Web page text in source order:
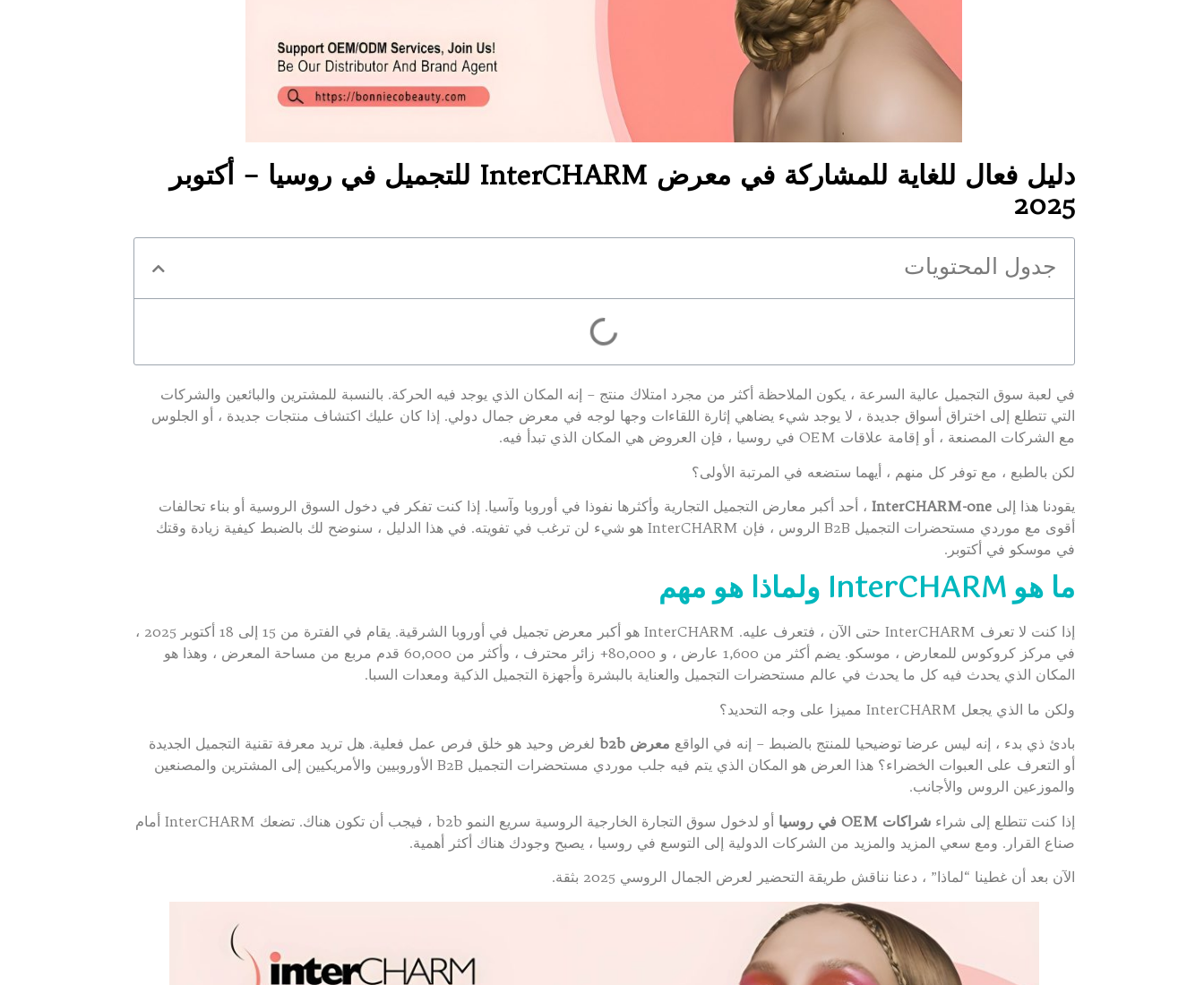
دليل فعال للغاية للمشاركة في معرض InterCHARM للتجميل في روسيا – أكتوبر
2025
جدول المحتويات
في لعبة سوق التجميل عالية السرعة ، يكون الملاحظة أكثر من مجرد امتلاك منتج – إنه المكان الذي يوجد فيه الحركة. بالنسبة للمشترين والبائعين والشركات
التي تتطلع إلى اختراق أسواق جديدة ، لا يوجد شيء يضاهي إثارة اللقاءات وجها لوجه في معرض جمال دولي. إذا كان عليك اكتشاف منتجات جديدة ، أو الجلوس
مع الشركات المصنعة ، أو إقامة علاقات OEM في روسيا ، فإن العروض هي المكان الذي تبدأ فيه.
لكن بالطبع ، مع توفر كل منهم ، أيهما ستضعه في المرتبة الأولى؟
يقودنا هذا إلىInterCHARM-one ، أحد أكبر معارض التجميل التجارية وأكثرها نفوذا في أوروبا وآسيا. إذا كنت تفكر في دخول السوق الروسية أو بناء تحالفات
أقوى مع موردي مستحضرات التجميل B2B الروس ، فإن InterCHARM هو شيء لن ترغب في تفويته. في هذا الدليل ، سنوضح لك بالضبط كيفية زيادة وقتك
في موسكو في أكتوبر.
ما هو InterCHARM ولماذا هو مهم
إذا كنت لا تعرف InterCHARM حتى الآن ، فتعرف عليه. InterCHARM هو أكبر معرض تجميل في أوروبا الشرقية. يقام في الفترة من 15 إلى 18 أكتوبر 2025 ،
في مركز كروكوس للمعارض ، موسكو. يضم أكثر من 1,600 عارض ، و 80,000+ زائر محترف ، وأكثر من 60,000 قدم مربع من مساحة المعرض ، وهذا هو
المكان الذي يحدث فيه كل ما يحدث في عالم مستحضرات التجميل والعناية بالبشرة وأجهزة التجميل الذكية ومعدات السبا.
ولكن ما الذي يجعل InterCHARM مميزا على وجه التحديد؟
بادئ ذي بدء ، إنه ليس عرضا توضيحيا للمنتج بالضبط – إنه في الواقع معرض b2b
لغرض وحيد هو خلق فرص عمل فعلية. هل تريد معرفة تقنية التجميل الجديدة
أو التعرف على العبوات الخضراء؟ هذا العرض هو المكان الذي يتم فيه جلب موردي مستحضرات التجميل B2B الأوروبيين والأمريكيين إلى المشترين والمصنعين
والموزعين الروس والأجانب.
إذا كنت تتطلع إلى شراءشراكات OEM في روسيا
أو لدخول سوق التجارة الخارجية الروسية سريع النمو b2b ، فيجب أن تكون هناك. تضعك InterCHARM أمام
صناع القرار. ومع سعي المزيد والمزيد من الشركات الدولية إلى التوسع في روسيا ، يصبح وجودك هناك أكثر أهمية.
الآن بعد أن غطينا “لماذا” ، دعنا نناقش طريقة التحضير لعرض الجمال الروسي 2025 بثقة.